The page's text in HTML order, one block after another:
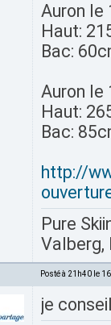
Auron
Haut:
Bac:
Auron
Haut:
Bac:
http://
Pure
Valberg,
Posté à 21h40 le
je